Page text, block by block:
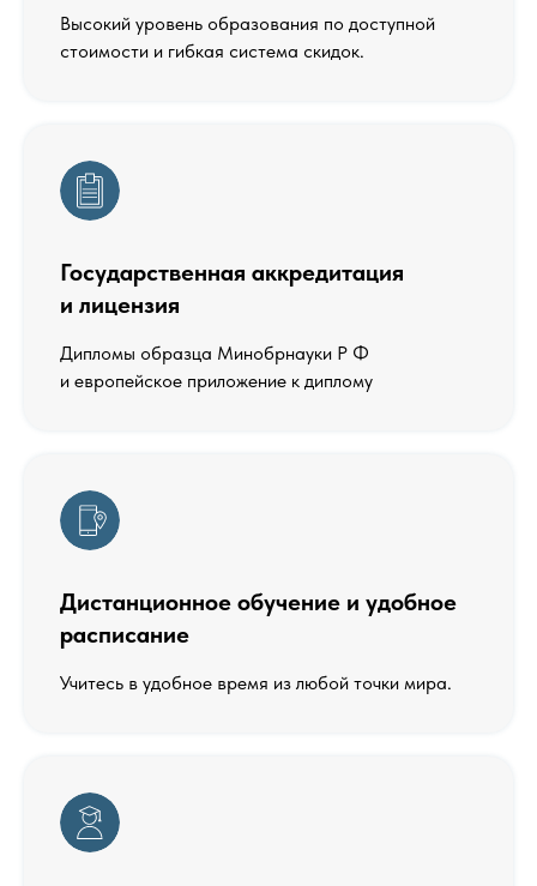
Высокий уровень образования по доступной
стоимости и гибкая система скидок.
Государственная аккредитация
и лицензия
Дипломы образца Минобрнауки Р Ф
и европейское приложение к диплому
Дистанционное обучение и удобное
расписание
Учитесь в удобное время из любой точки мира.